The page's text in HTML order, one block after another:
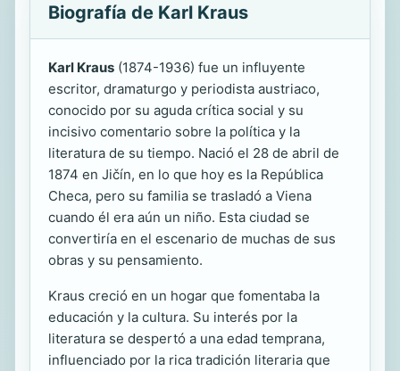
Biografía de Karl Kraus
Karl Kraus (1874-1936) fue un influyente
escritor, dramaturgo y periodista austriaco,
conocido por su aguda crítica social y su
incisivo comentario sobre la política y la
literatura de su tiempo. Nació el 28 de abril de
1874 en Jičín, en lo que hoy es la República
Checa, pero su familia se trasladó a Viena
cuando él era aún un niño. Esta ciudad se
convertiría en el escenario de muchas de sus
obras y su pensamiento.
Kraus creció en un hogar que fomentaba la
educación y la cultura. Su interés por la
literatura se despertó a una edad temprana,
influenciado por la rica tradición literaria que